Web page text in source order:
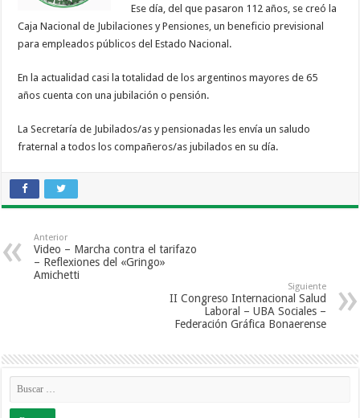
Ese día, del que pasaron 112 años, se creó la
Caja Nacional de Jubilaciones y Pensiones, un beneficio previsional
para empleados públicos del Estado Nacional.
En la actualidad casi la totalidad de los argentinos mayores de 65
años cuenta con una jubilación o pensión.
La Secretaría de Jubilados/as y pensionadas les envía un saludo
fraternal a todos los compañeros/as jubilados en su día.
Anterior
Video – Marcha contra el tarifazo
– Reflexiones del «Gringo»
Amichetti
Siguiente
II Congreso Internacional Salud
Laboral – UBA Sociales –
Federación Gráfica Bonaerense